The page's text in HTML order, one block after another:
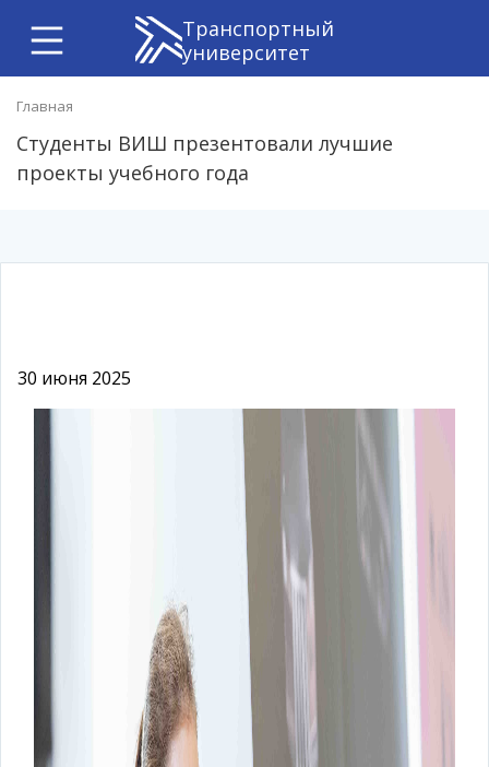
Транспортный
университет
Главная
Студенты ВИШ презентовали лучшие
проекты учебного года
30 июня 2025